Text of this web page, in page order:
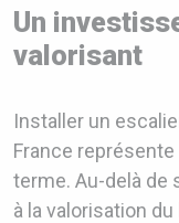
Un
valorisant
Installer un
France
terme. Au-delà de
à la valorisation